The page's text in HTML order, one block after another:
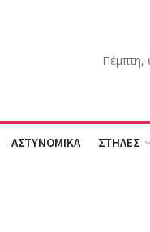
Πέμπτη,
ΑΣΤΥΝΟΜΙΚΑ ΣΤΗΛΕΣ